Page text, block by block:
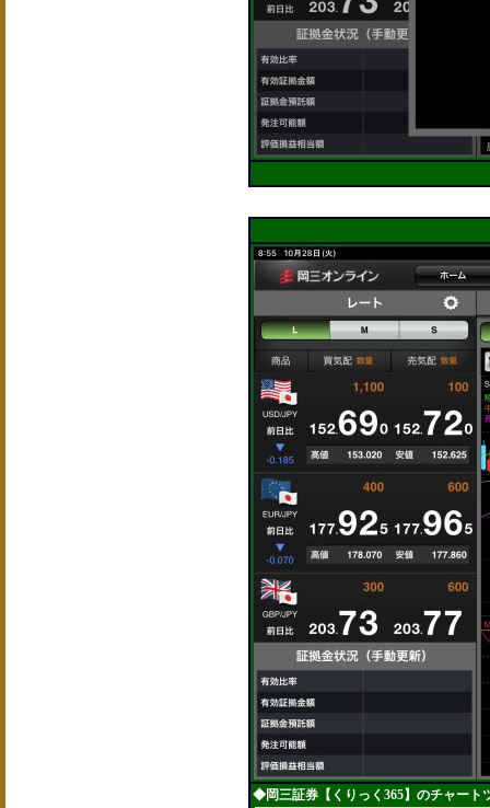
◆岡三証券【くりっく365】のチャート